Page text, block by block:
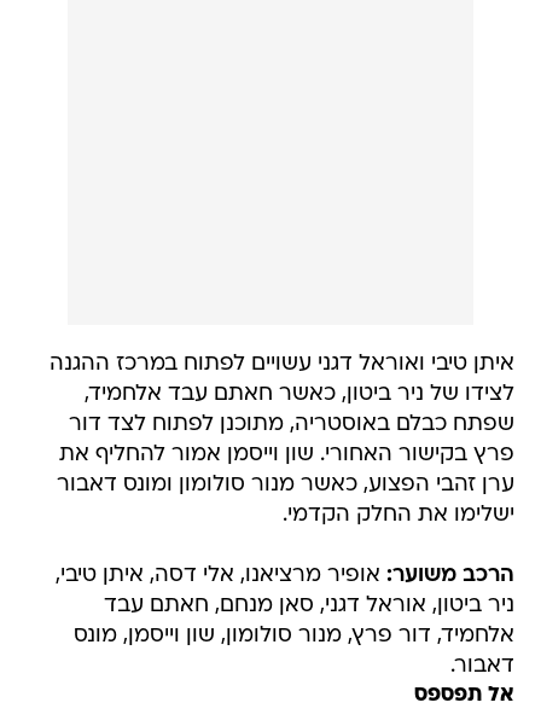
איתן טיבי ואוראל דגני עשויים לפתוח במרכז ההגנה
לצידו של ניר ביטון, כאשר חאתם עבד אלחמיד,
שפתח כבלם באוסטריה, מתוכנן לפתוח לצד דור
פרץ בקישור האחורי. שון וייסמן אמור להחליף את
ערן זהבי הפצוע, כאשר מנור סולומון ומונס דאבור
ישלימו את החלק הקדמי.
הרכב משוער: אופיר מרציאנו, אלי דסה, איתן טיבי,
ניר ביטון, אוראל דגני, סאן מנחם, חאתם עבד
אלחמיד, דור פרץ, מנור סולומון, שון וייסמן, מונס
דאבור.
אל תפספס